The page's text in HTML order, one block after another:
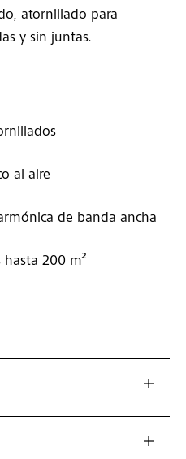
atornillado para
y sin juntas.
al aire
de banda ancha
200 m²